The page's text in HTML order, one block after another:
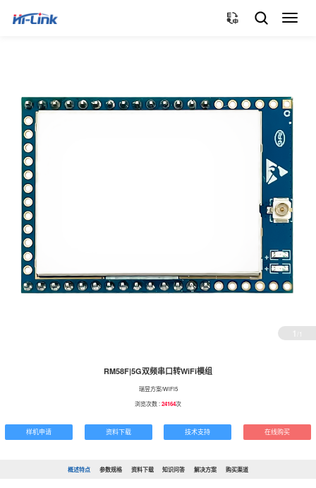
切
1 /1
RM58F|5G双频串口转WiFi模组
瑞昱方案/WiFi5
浏览次数 :24164次
样机申请 资料下载 技术支持 在线购买
概述特点 参数规格 资料下载 知识问答 解决方案 购买渠道